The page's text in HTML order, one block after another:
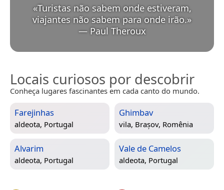
«Turistas não sabem onde estiveram,
viajantes não sabem para onde irão.
— Paul Theroux
Locais curiosos por descobrir
Conheça lugares fascinantes em cada canto do mundo.
Farejinhas
aldeota, Portugal
Ghimbav
vila, Brașov, Romênia
Alvarim
aldeota, Portugal
Vale de Camelos
aldeota, Portugal